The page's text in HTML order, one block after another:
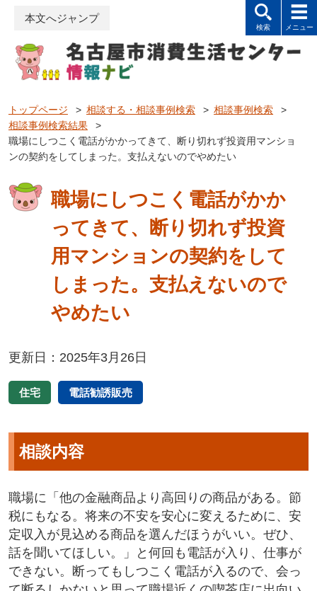
本文へジャンプ
トップページ > 相談する・相談事例検索 > 相談事例検索
>
相談事例検索結果
>
職場にしつこく電話がかかってきて、断り切れず投資用マンショ
ンの契約をしてしまった。支払えないのでやめたい
職場にしつこく電話がかか
ってきて、断り切れず投資
用マンションの契約をして
しまった。支払えないので
やめたい
更新日：2025年3月26日
住宅 電話勧誘販売
相談内容
職場に「他の金融商品より高回りの商品がある。節
税にもなる。将来の不安を安心に変えるために、安
定収入が見込める商品を選んだほうがいい。ぜひ、
話を聞いてほしい。」と何回も電話が入り、仕事が
できない。断ってもしつこく電話が入るので、会っ